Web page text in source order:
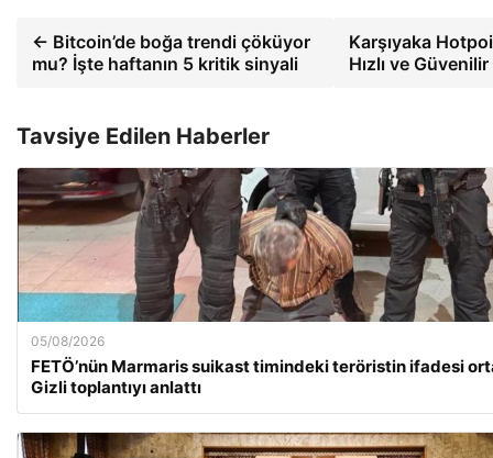
← Bitcoin’de boğa trendi çöküyor
mu? İşte haftanın 5 kritik sinyali
Karşıyaka
Hızlı ve
Tavsiye Edilen Haberler
05/08/2026
FETÖ’nün Marmaris suikast timindeki teröristin ifadesi
Gizli toplantıyı anlattı